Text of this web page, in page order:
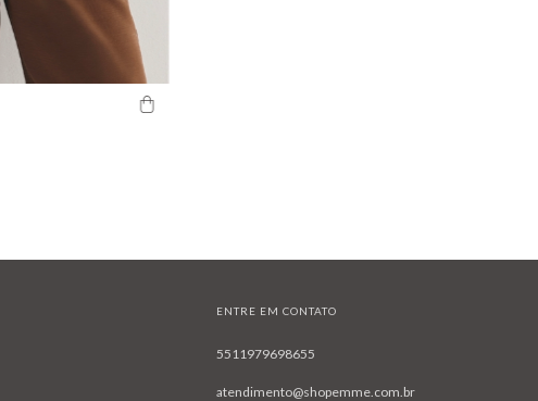
ENTRE EM CONTATO
5511979698655
atendimento@shopemme.com.br